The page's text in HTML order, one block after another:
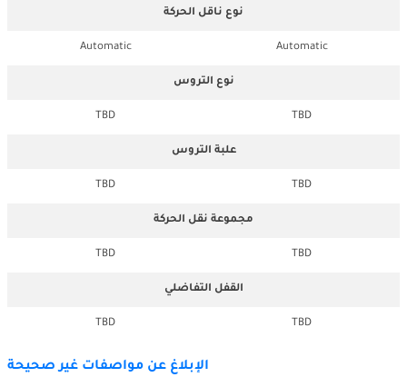
نوع ناقل الحركة
Automatic
Automatic
نوع التروس
TBD
TBD
علبة التروس
TBD
TBD
مجموعة نقل الحركة
TBD
TBD
القفل التفاضلي
TBD
TBD
الإبلاغ عن مواصفات غير صحيحة